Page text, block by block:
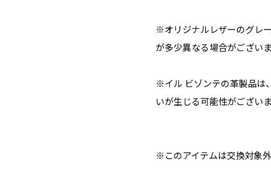
※オリジナルレザーのグレ
が多少異なる場合がございま
※イル ビゾンテの革製品は
いが生じる可能性がござい
※このアイテムは交換対象外